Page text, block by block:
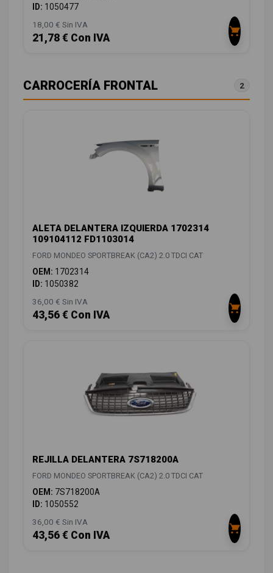
ID: 1050477
18,00 € Sin IVA
21,78 € Con IVA
CARROCERÍA FRONTAL 2
ALETA DELANTERA IZQUIERDA 1702314
109104112 FD1103014
FORD MONDEO SPORTBREAK (CA2) 2.0 TDCI CAT
OEM: 1702314
ID: 1050382
36,00 € Sin IVA
43,56 € Con IVA
REJILLA DELANTERA 7S718200A
FORD MONDEO SPORTBREAK (CA2) 2.0 TDCI CAT
OEM: 7S718200A
ID: 1050552
36,00 € Sin IVA
43,56 € Con IVA